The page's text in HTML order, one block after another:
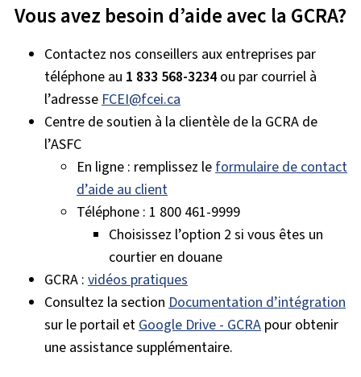
Vous avez besoin d’aide avec la GCRA?
Contactez nos conseillers aux entreprises par
téléphone au 1 833 568-3234 ou par courriel à
l’adresse FCEI@fcei.ca
Centre de soutien à la clientèle de la GCRA de
l’ASFC
En ligne : remplissez le formulaire de contact
d’aide au client
Téléphone : 1 800 461-9999
Choisissez l’option 2 si vous êtes un
courtier en douane
GCRA : vidéos pratiques
Consultez la section Documentation d’intégration
sur le portail et Google Drive - GCRA pour obtenir
une assistance supplémentaire.